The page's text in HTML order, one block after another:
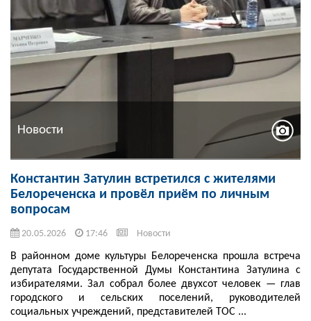
Новости
Константин Затулин встретился с жителями
Белореченска и провёл приём по личным
вопросам
20.05.2026 17:46 Новости
В районном доме культуры Белореченска прошла встреча
депутата Государственной Думы Константина Затулина с
избирателями. Зал собрал более двухсот человек — глав
городского и сельских поселений, руководителей
социальных учреждений, представителей ТОС ...